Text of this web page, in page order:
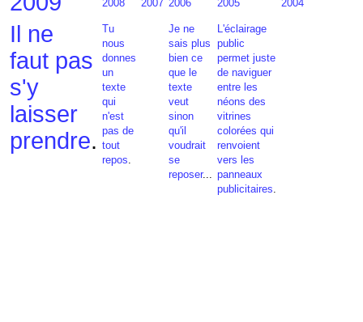
2008 2007 2006 2005 2004
Il ne
faut pas
s'y
laisser
prendre.
Tu
nous
donnes
un
texte
qui
n'est
pas de
tout
repos.
Je ne
sais plus
bien ce
que le
texte
veut
sinon
qu'il
voudrait
se
reposer...
L'éclairage
public
permet juste
de naviguer
entre les
néons des
vitrines
colorées qui
renvoient
vers les
panneaux
publicitaires.